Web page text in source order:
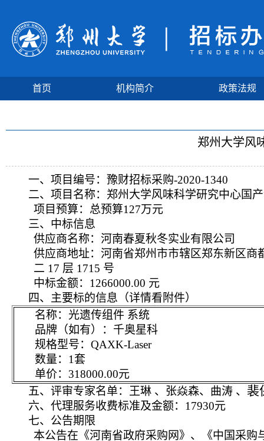
首页 机构简介 政策法规
郑州大学风
一、项目编号：豫财招标采购-2020-1340
二、项目名称：郑州大学风味科学研究中心国
项目预算：总预算127万元
三、中标信息
供应商名称： 河南春夏秋冬实业有限公司
供应商地址： 河南省郑州市市辖区郑东新区商
二 17 层 1715 号
中标金额： 1266000.00 元
四、主要标的信息 （详情看附件）
名称： 光遗传组件 系统
品牌（如有）： 千奥星科
规格型号： QAXK-Laser
数量： 1套
单价： 318000.00元
五、评审专家名单： 王琳 、 张焱森、 曲涛 、 裴
六、代理服务收费标准及金额： 17930元
七、公告期限
本公告在《河南省政府采购网》、《中国采